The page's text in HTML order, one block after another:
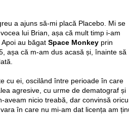
a ajuns să-mi placă Placebo. Mi se
lui Brian, așa că mult timp i-am
au băgat Space Monkey prin
așa că m-am dus acasă și, înainte să
cu ei, oscilând între perioade în care
agresive, cu urme de dematograf și
aveam nicio treabă, dar convinsă
în care nu mi-am dat licența am